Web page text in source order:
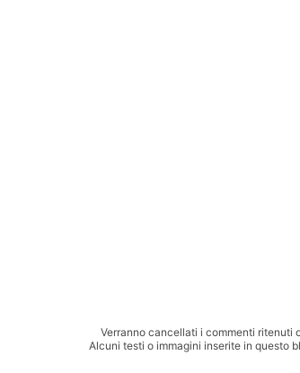
Verranno cancellati i commenti ritenuti
Alcuni testi o immagini inserite in questo